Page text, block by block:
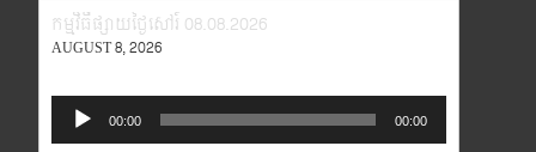
កម្មវិធីផ្សាយថ្ងៃសៅរ៍ 08.08.2026
AUGUST 8, 2026
Audio
Player
00:00 00:00